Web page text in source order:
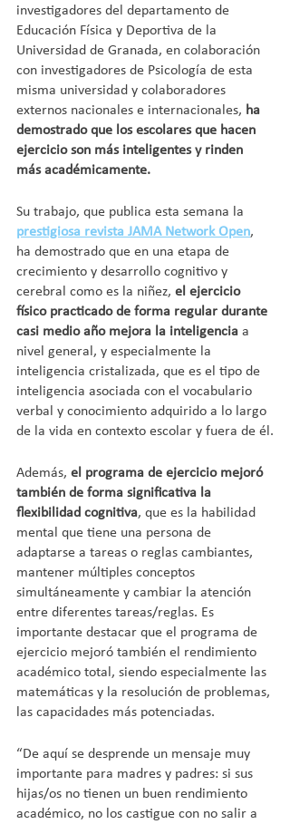
investigadores del departamento de
Educación Física y Deportiva de la
Universidad de Granada, en colaboración
con investigadores de Psicología de esta
misma universidad y colaboradores
externos nacionales e internacionales, ha
demostrado que los escolares que hacen
ejercicio son más inteligentes y rinden
más académicamente.
Su trabajo, que publica esta semana la
prestigiosa revista JAMA Network Open,
ha demostrado que en una etapa de
crecimiento y desarrollo cognitivo y
cerebral como es la niñez, el ejercicio
físico practicado de forma regular durante
casi medio año mejora la inteligencia a
nivel general, y especialmente la
inteligencia cristalizada, que es el tipo de
inteligencia asociada con el vocabulario
verbal y conocimiento adquirido a lo largo
de la vida en contexto escolar y fuera de él.
Además, el programa de ejercicio mejoró
también de forma significativa la
flexibilidad cognitiva, que es la habilidad
mental que tiene una persona de
adaptarse a tareas o reglas cambiantes,
mantener múltiples conceptos
simultáneamente y cambiar la atención
entre diferentes tareas/reglas. Es
importante destacar que el programa de
ejercicio mejoró también el rendimiento
académico total, siendo especialmente las
matemáticas y la resolución de problemas,
las capacidades más potenciadas.
“De aquí se desprende un mensaje muy
importante para madres y padres: si sus
hijas/os no tienen un buen rendimiento
académico, no los castigue con no salir a